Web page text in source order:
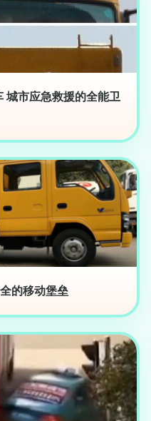
城市应急救援的全能卫
的移动堡垒